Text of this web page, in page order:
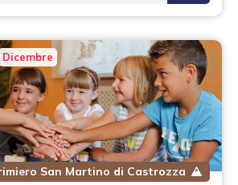
Dicembre
San Martino di Castrozza